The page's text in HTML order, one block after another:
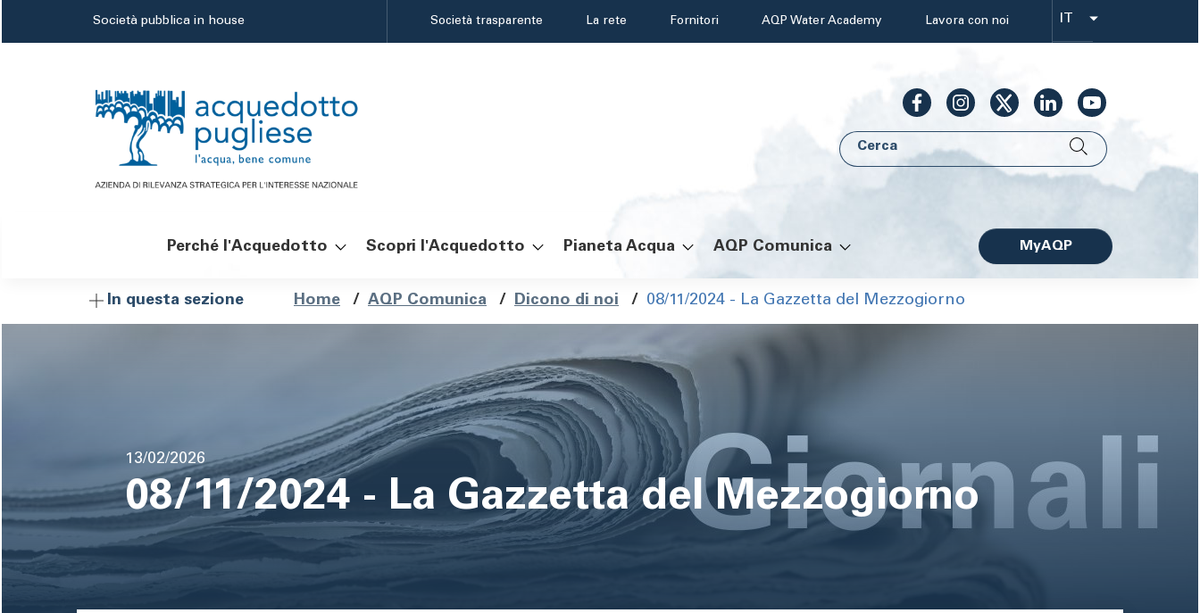
Società pubblica in house
Header
Società trasparente La rete Fornitori AQP Water Academy Lavora con noi
language
Cerca
Navigazione
Perché l'Acquedotto Scopri l'Acquedotto Pianeta Acqua AQP Comunica
AQP
Facile
MyAQP
In questa sezione
Briciole
pane
Home / AQP Comunica / Dicono di noi / 08/11/2024 - La Gazzetta del Mezzogiorno
Data
di
pubblicazione
13/02/2026
08/11/2024 - La Gazzetta del Mezzogiorno